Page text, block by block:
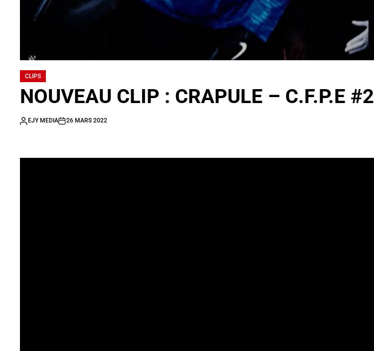
CLIPS
NOUVEAU CLIP : CRAPULE – C.F.P.E #2
EJY MEDIA 26 MARS 2022